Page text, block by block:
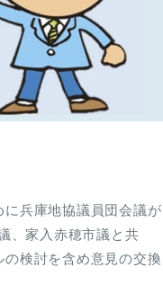
兵庫地協議員団会議が
、家入赤穂市議と共
検討を含め意見の交換